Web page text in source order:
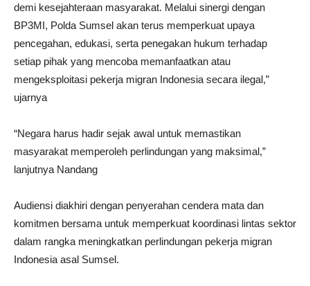
demi kesejahteraan masyarakat. Melalui sinergi dengan
BP3MI, Polda Sumsel akan terus memperkuat upaya
pencegahan, edukasi, serta penegakan hukum terhadap
setiap pihak yang mencoba memanfaatkan atau
mengeksploitasi pekerja migran Indonesia secara ilegal,”
ujarnya
“Negara harus hadir sejak awal untuk memastikan
masyarakat memperoleh perlindungan yang maksimal,”
lanjutnya Nandang
Audiensi diakhiri dengan penyerahan cendera mata dan
komitmen bersama untuk memperkuat koordinasi lintas sektor
dalam rangka meningkatkan perlindungan pekerja migran
Indonesia asal Sumsel.